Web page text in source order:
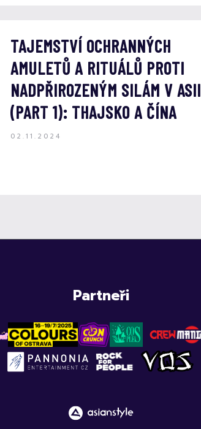
TAJEMSTVÍ OCHRANNÝCH
AMULETŮ A RITUÁLŮ PROTI
NADPŘIROZENÝM SILÁM V ASII
(PART 1): THAJSKO A ČÍNA
02.11.2024
Partneři